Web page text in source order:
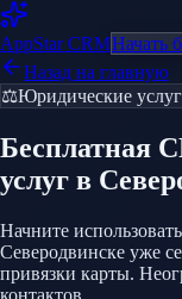
AppStarCRMНачать
Назад на главную
⚖️Юридические
Бесплатная
услуг в
Начните
Северодвинске уже
привязки карты.
контактов.